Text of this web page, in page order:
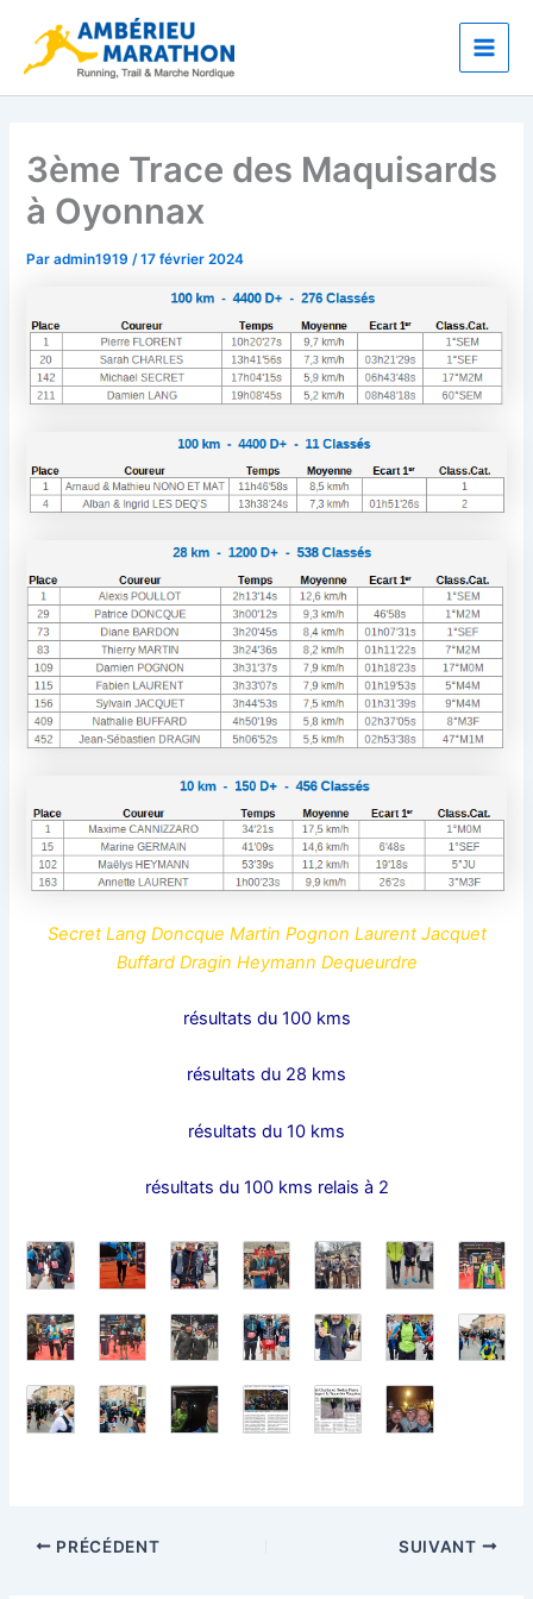
contenu
Main
3ème Trace des Maquisards
à Oyonnax
Paradmin1919/17 février 2024
Secret Lang Doncque Martin Pognon Laurent Jacquet
Buffard Dragin Heymann Dequeurdre
résultats du 100 kms
résultats du 28 kms
résultats du 10 kms
résultats du 100 kms relais à 2
PRÉCÉDENT SUIVANT